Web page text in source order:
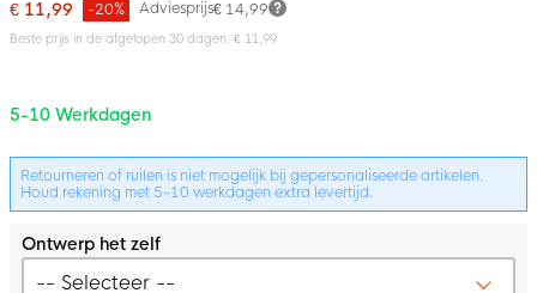
naar
begin
gallerij
€ 11,99 Adviesprijs€ 14,99
-20%
Beste prijs in de afgelopen 30 dagen: € 11,99
5-10 Werkdagen
Retourneren of ruilen is niet mogelijk bij gepersonaliseerde artikelen.
Houd rekening met 5-10 werkdagen extra levertijd.
Ontwerp het zelf